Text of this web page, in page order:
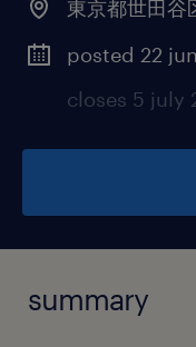
東京都世田谷
posted 22
closes 5 july
summary